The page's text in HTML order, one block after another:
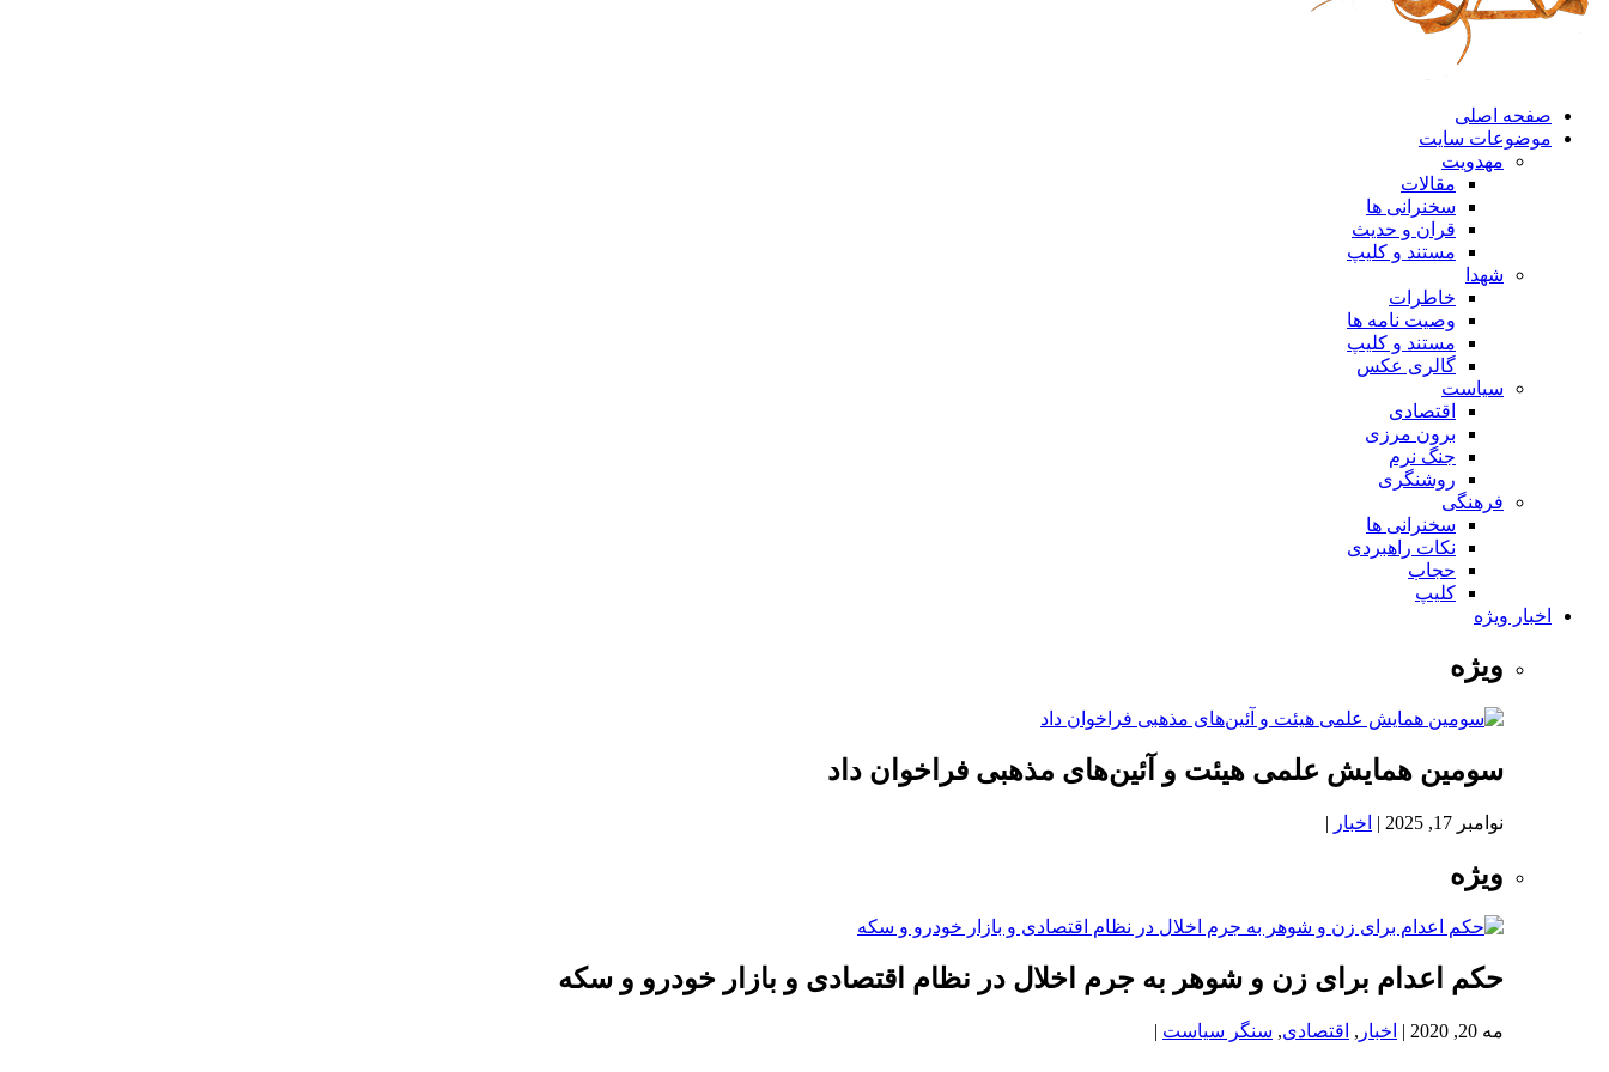
صفحه اصلی
موضوعات سایت
مهدویت
مقالات
سخنرانی ها
قران و حدیث
مستند و کلیپ
شهدا
خاطرات
وصیت نامه ها
مستند و کلیپ
گالری عکس
سیاست
اقتصادی
برون مرزی
جنگ نرم
روشنگری
فرهنگی
سخنرانی ها
نکات راهبردی
حجاب
کلیپ
اخبار ویژه
ویژه
سومین همایش علمی هیئت و آئین‌های مذهبی فراخوان داد
نوامبر 17, 2025 | اخبار |
ویژه
حکم اعدام برای زن و شوهر به جرم اخلال در نظام اقتصادی و بازار خودرو و سکه
مه 20, 2020 | اخبار , اقتصادی, سنگر سیاست |